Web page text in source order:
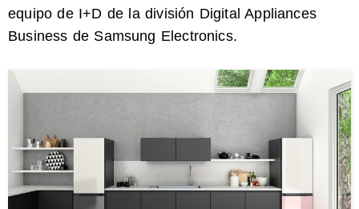
equipo de I+D de la división Digital Appliances
Business de Samsung Electronics.